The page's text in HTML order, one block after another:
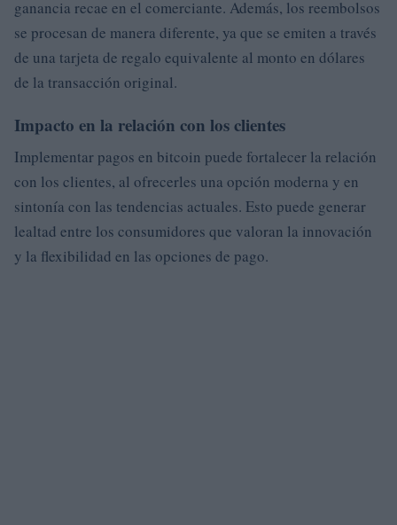
ganancia recae en el comerciante. Además, los reembolsos
se procesan de manera diferente, ya que se emiten a través
de una tarjeta de regalo equivalente al monto en dólares
de la transacción original.
Impacto en la relación con los clientes
Implementar pagos en bitcoin puede fortalecer la relación
con los clientes, al ofrecerles una opción moderna y en
sintonía con las tendencias actuales. Esto puede generar
lealtad entre los consumidores que valoran la innovación
y la flexibilidad en las opciones de pago.